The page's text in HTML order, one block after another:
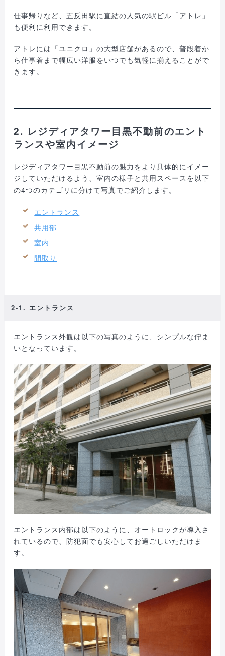
仕事帰りなど、五反田駅に直結の人気の駅ビル「アトレ」
も便利に利用できます。
アトレには「ユニクロ」の大型店舗があるので、普段着か
ら仕事着まで幅広い洋服をいつでも気軽に揃えることがで
きます。
2. レジディアタワー目黒不動前のエント
ランスや室内イメージ
レジディアタワー目黒不動前の魅力をより具体的にイメー
ジしていただけるよう、室内の様子と共用スペースを以下
の4つのカテゴリに分けて写真でご紹介します。
エントランス
共用部
室内
間取り
2-1. エントランス
エントランス外観は以下の写真のように、シンプルな佇ま
いとなっています。
エントランス内部は以下のように、オートロックが導入さ
れているので、防犯面でも安心してお過ごしいただけま
す。